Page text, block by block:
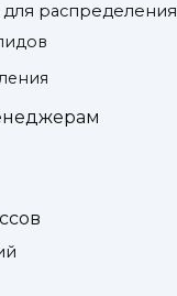
распределения